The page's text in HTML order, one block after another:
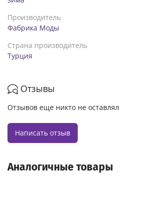
Производитель
Фабрика Моды
Страна производитель
Турция
Отзывы
Отзывов еще никто не оставлял
Написать отзыв
Аналогичные товары